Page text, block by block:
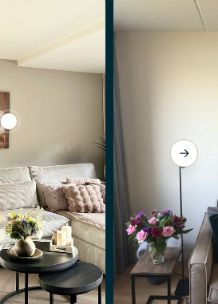
View Mein eigener Weg